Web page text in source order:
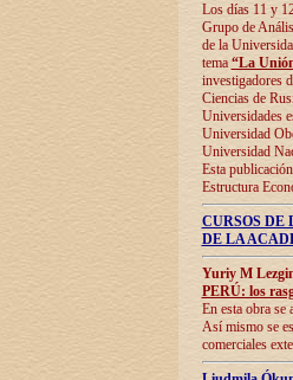
Los días 11 y
Grupo de
de la
tema “La
investigadores
Ciencias de
Universidades
Universidad
Universidad
Esta
Estructura
CURSOS
DE LA
Yuriy M
PERÚ: los
En esta obra se
Así mismo se
comerciales